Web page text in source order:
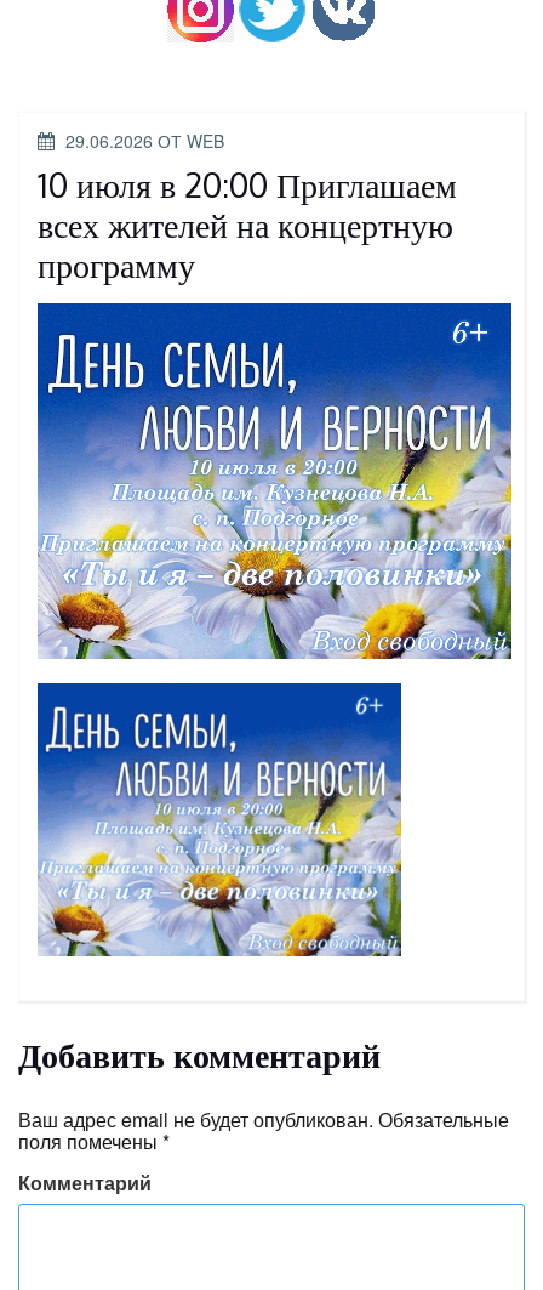
ОПУБЛИКОВАНО
29.06.2026 ОТ WEB
10 июля в 20:00 Приглашаем
всех жителей на концертную
программу
Добавить комментарий
Ваш адрес email не будет опубликован. Обязательные
поля помечены *
Комментарий